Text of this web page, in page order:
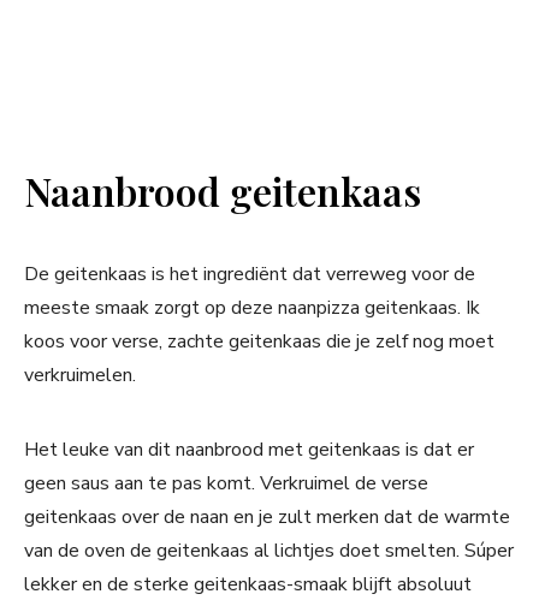
Naanbrood geitenkaas
De geitenkaas is het ingrediënt dat verreweg voor de
meeste smaak zorgt op deze naanpizza geitenkaas. Ik
koos voor verse, zachte geitenkaas die je zelf nog moet
verkruimelen.
Het leuke van dit naanbrood met geitenkaas is dat er
geen saus aan te pas komt. Verkruimel de verse
geitenkaas over de naan en je zult merken dat de warmte
van de oven de geitenkaas al lichtjes doet smelten. Súper
lekker en de sterke geitenkaas-smaak blijft absoluut